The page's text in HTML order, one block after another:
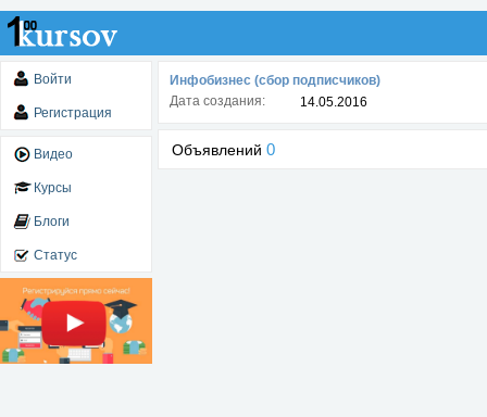
Войти
Регистрация
Видео
Курсы
Блоги
Статус
Инфобизнес (сбор подписчиков)
Дата создания:
14.05.2016
Объявлений 0